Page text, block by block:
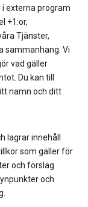
i externa program
+1:or,
Tjänster,
sammanhang. Vi
vad gäller
Du kan till
namn och ditt
lagrar innehåll
som gäller för
och förslag
och